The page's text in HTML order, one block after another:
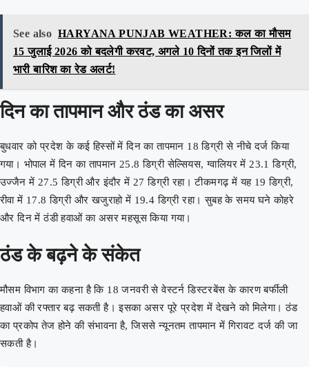
See also HARYANA PUNJAB WEATHER: कल का मौसम
15 जुलाई 2026 को बदलेगी करवट, अगले 10 दिनों तक इन जिलों में
भारी बारिश का रेड अलर्ट!
दिन का तापमान और ठंड का असर
बुधवार को प्रदेश के कई हिस्सों में दिन का तापमान 18 डिग्री से नीचे दर्ज किया
गया। भोपाल में दिन का तापमान 25.8 डिग्री सेल्सियस, ग्वालियर में 23.1 डिग्री,
उज्जैन में 27.5 डिग्री और इंदौर में 27 डिग्री रहा। टीकमगढ़ में यह 19 डिग्री,
रीवा में 17.8 डिग्री और खजुराहो में 19.4 डिग्री रहा। सुबह के समय घने कोहरे
और दिन में ठंडी हवाओं का असर महसूस किया गया।
ठंड के बढ़ने के संकेत
मौसम विभाग का कहना है कि 18 जनवरी से वेस्टर्न डिस्टरबेंस के कारण बर्फीली
हवाओं की रफ्तार बढ़ सकती है। इसका असर पूरे प्रदेश में देखने को मिलेगा। ठंड
का प्रकोप तेज होने की संभावना है, जिससे न्यूनतम तापमान में गिरावट दर्ज की जा
सकती है।